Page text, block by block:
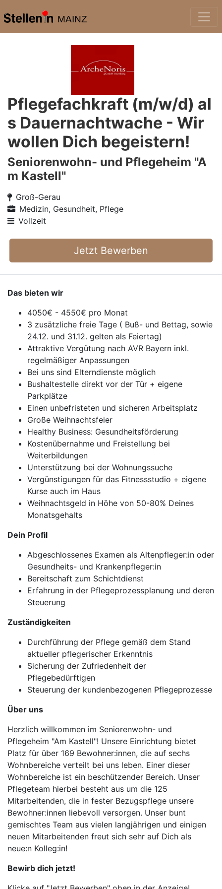
MAINZ
Pflegefachkraft (m/w/d) al
s Dauernachtwache - Wir
wollen Dich begeistern!
Seniorenwohn- und Pflegeheim "A
m Kastell"
Groß-Gerau
Medizin, Gesundheit, Pflege
Vollzeit
Jetzt Bewerben
Das bieten wir
4050€ - 4550€ pro Monat
3 zusätzliche freie Tage ( Buß- und Bettag, sowie
24.12. und 31.12. gelten als Feiertag)
Attraktive Vergütung nach AVR Bayern inkl.
regelmäßiger Anpassungen
Bei uns sind Elterndienste möglich
Bushaltestelle direkt vor der Tür + eigene
Parkplätze
Einen unbefristeten und sicheren Arbeitsplatz
Große Weihnachtsfeier
Healthy Business: Gesundheitsförderung
Kostenübernahme und Freistellung bei
Weiterbildungen
Unterstützung bei der Wohnungssuche
Vergünstigungen für das Fitnessstudio + eigene
Kurse auch im Haus
Weihnachtsgeld in Höhe von 50-80% Deines
Monatsgehalts
Dein Profil
Abgeschlossenes Examen als Altenpfleger:in oder
Gesundheits- und Krankenpfleger:in
Bereitschaft zum Schichtdienst
Erfahrung in der Pflegeprozessplanung und deren
Steuerung
Zuständigkeiten
Durchführung der Pflege gemäß dem Stand
aktueller pflegerischer Erkenntnis
Sicherung der Zufriedenheit der
Pflegebedürftigen
Steuerung der kundenbezogenen Pflegeprozesse
Über uns
Herzlich willkommen im Seniorenwohn- und
Pflegeheim "Am Kastell"! Unsere Einrichtung bietet
Platz für über 169 Bewohner:innen, die auf sechs
Wohnbereiche verteilt bei uns leben. Einer dieser
Wohnbereiche ist ein beschützender Bereich. Unser
Pflegeteam hierbei besteht aus um die 125
Mitarbeitenden, die in fester Bezugspflege unsere
Bewohner:innen liebevoll versorgen. Unser bunt
gemischtes Team aus vielen langjährigen und einigen
neuen Mitarbeitenden freut sich sehr auf Dich als
neue:n Kolleg:in!
Bewirb dich jetzt!